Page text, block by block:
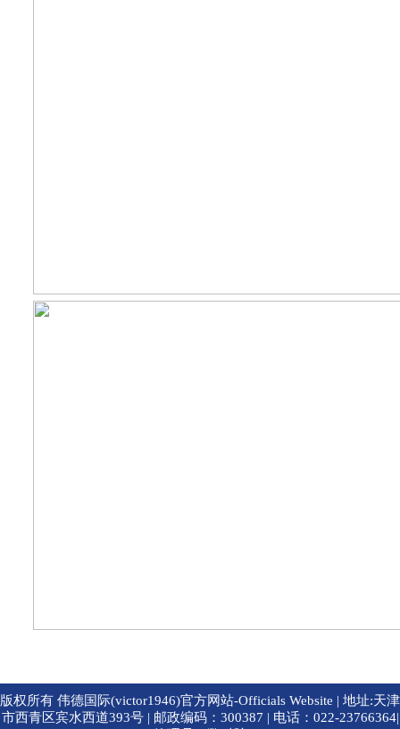
版权所有 伟德国际(victor1946)官方网站-Officials Website | 地址:天津
市西青区宾水西道393号 | 邮政编码：300387 | 电话：022-23766364|